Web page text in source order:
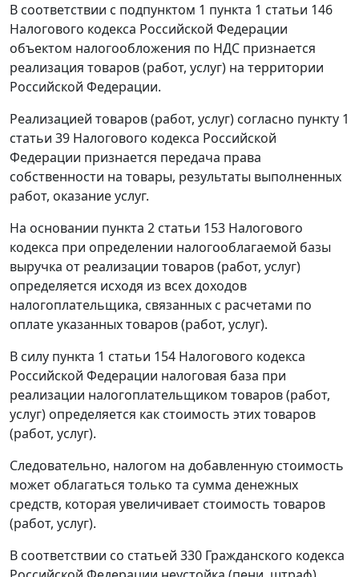
В соответствии с подпунктом 1 пункта 1 статьи 146
Налогового кодекса Российской Федерации
объектом налогообложения по НДС признается
реализация товаров (работ, услуг) на территории
Российской Федерации.
Реализацией товаров (работ, услуг) согласно пункту 1
статьи 39 Налогового кодекса Российской
Федерации признается передача права
собственности на товары, результаты выполненных
работ, оказание услуг.
На основании пункта 2 статьи 153 Налогового
кодекса при определении налогооблагаемой базы
выручка от реализации товаров (работ, услуг)
определяется исходя из всех доходов
налогоплательщика, связанных с расчетами по
оплате указанных товаров (работ, услуг).
В силу пункта 1 статьи 154 Налогового кодекса
Российской Федерации налоговая база при
реализации налогоплательщиком товаров (работ,
услуг) определяется как стоимость этих товаров
(работ, услуг).
Следовательно, налогом на добавленную стоимость
может облагаться только та сумма денежных
средств, которая увеличивает стоимость товаров
(работ, услуг).
В соответствии со статьей 330 Гражданского кодекса